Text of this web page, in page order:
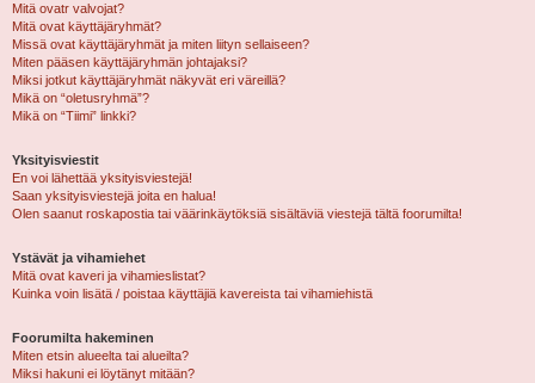
Mitä ovatr valvojat?
Mitä ovat käyttäjäryhmät?
Missä ovat käyttäjäryhmät ja miten liityn sellaiseen?
Miten pääsen käyttäjäryhmän johtajaksi?
Miksi jotkut käyttäjäryhmät näkyvät eri väreillä?
Mikä on “oletusryhmä”?
Mikä on “Tiimi” linkki?
Yksityisviestit
En voi lähettää yksityisviestejä!
Saan yksityisviestejä joita en halua!
Olen saanut roskapostia tai väärinkäytöksiä sisältäviä viestejä tältä foorumilta!
Ystävät ja vihamiehet
Mitä ovat kaveri ja vihamieslistat?
Kuinka voin lisätä / poistaa käyttäjiä kavereista tai vihamiehistä
Foorumilta hakeminen
Miten etsin alueelta tai alueilta?
Miksi hakuni ei löytänyt mitään?